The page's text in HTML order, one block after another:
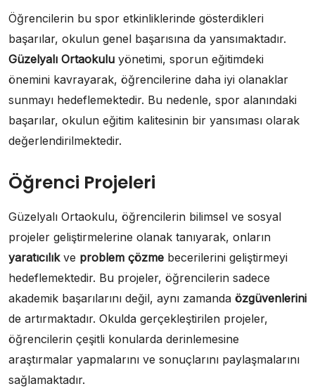
Öğrencilerin bu spor etkinliklerinde gösterdikleri
başarılar, okulun genel başarısına da yansımaktadır.
Güzelyalı Ortaokulu yönetimi, sporun eğitimdeki
önemini kavrayarak, öğrencilerine daha iyi olanaklar
sunmayı hedeflemektedir. Bu nedenle, spor alanındaki
başarılar, okulun eğitim kalitesinin bir yansıması olarak
değerlendirilmektedir.
Öğrenci Projeleri
Güzelyalı Ortaokulu, öğrencilerin bilimsel ve sosyal
projeler geliştirmelerine olanak tanıyarak, onların
yaratıcılıkve problem çözme becerilerini geliştirmeyi
hedeflemektedir. Bu projeler, öğrencilerin sadece
akademik başarılarını değil, aynı zamanda özgüvenlerini
de artırmaktadır. Okulda gerçekleştirilen projeler,
öğrencilerin çeşitli konularda derinlemesine
araştırmalar yapmalarını ve sonuçlarını paylaşmalarını
sağlamaktadır.